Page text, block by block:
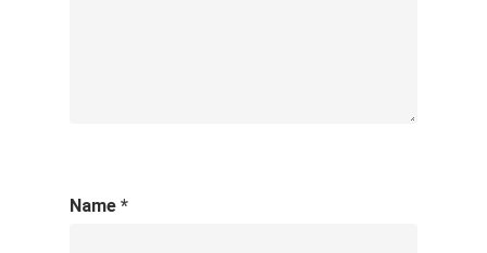
Name *